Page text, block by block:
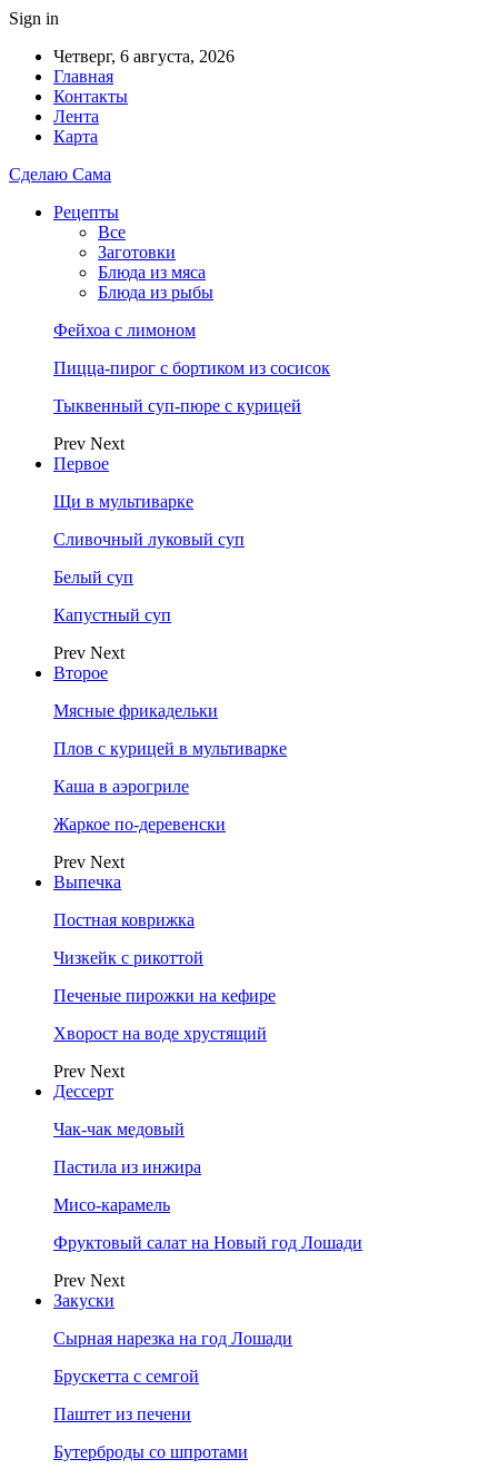
Sign in
Четверг, 6 августа, 2026
Главная
Контакты
Лента
Карта
Сделаю Сама
Рецепты
Все
Заготовки
Блюда из мяса
Блюда из рыбы
Фейхоа с лимоном
Пицца-пирог с бортиком из сосисок
Тыквенный суп-пюре с курицей
Prev Next
Первое
Щи в мультиварке
Сливочный луковый суп
Белый суп
Капустный суп
Prev Next
Второе
Мясные фрикадельки
Плов с курицей в мультиварке
Каша в аэрогриле
Жаркое по-деревенски
Prev Next
Выпечка
Постная коврижка
Чизкейк с рикоттой
Печеные пирожки на кефире
Хворост на воде хрустящий
Prev Next
Дессерт
Чак-чак медовый
Пастила из инжира
Мисо-карамель
Фруктовый салат на Новый год Лошади
Prev Next
Закуски
Сырная нарезка на год Лошади
Брускетта с семгой
Паштет из печени
Бутерброды со шпротами